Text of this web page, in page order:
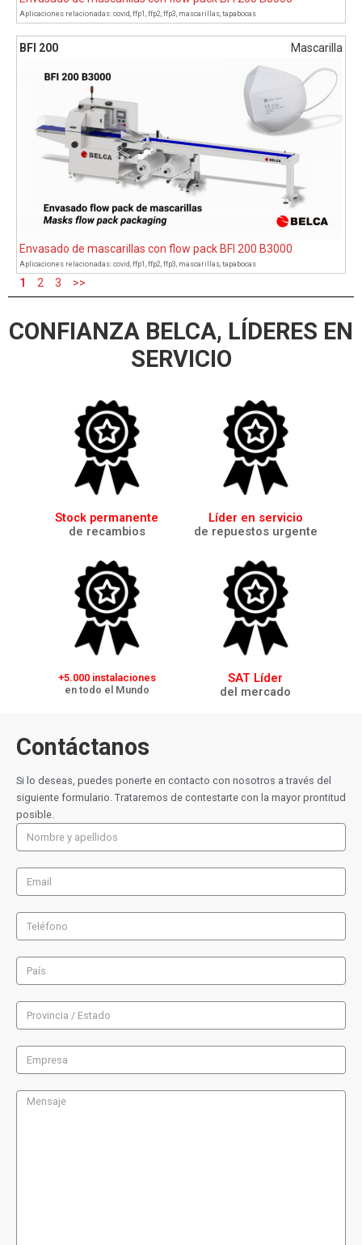
Aplicaciones relacionadas: covid ffp1 ffp2 ffp3 mascarillas tapabocas
BFI 200 Mascarilla
Envasado de mascarillas con flow pack BFI 200 B3000
Aplicaciones relacionadas: covid ffp1 ffp2 ffp3 mascarillas tapabocas
1 2 3 >>
CONFIANZA BELCA, LÍDERES EN
SERVICIO
Stock permanente
de recambios
Líder en servicio
de repuestos urgente
+5.000 instalaciones
en todo el Mundo
SAT Líder
del mercado
Contáctanos
Si lo deseas, puedes ponerte en contacto con nosotros a través del
siguiente formulario. Trataremos de contestarte con la mayor prontitud
posible.